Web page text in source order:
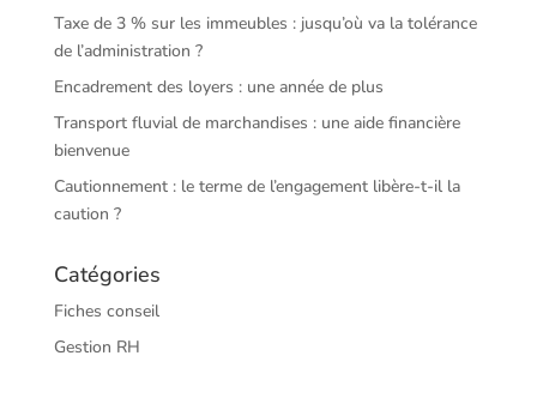
Taxe de 3 % sur les immeubles : jusqu’où va la tolérance
de l’administration ?
Encadrement des loyers : une année de plus
Transport fluvial de marchandises : une aide financière
bienvenue
Cautionnement : le terme de l’engagement libère-t-il la
caution ?
Catégories
Fiches conseil
Gestion RH